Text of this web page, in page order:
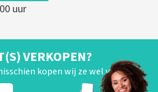
uur
VERKOPEN?
kopen wij ze wel van je!